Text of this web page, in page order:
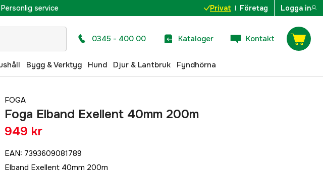
Personlig service Privat Företag Logga in
0345 - 400 00 Kataloger Kontakt
Bygg & Verktyg Hund Djur & Lantbruk Fyndhörna
FOGA
Foga Elband Exellent 40mm 200m
949 kr
EAN: 7393609081789
Elband Exellent 40mm 200m